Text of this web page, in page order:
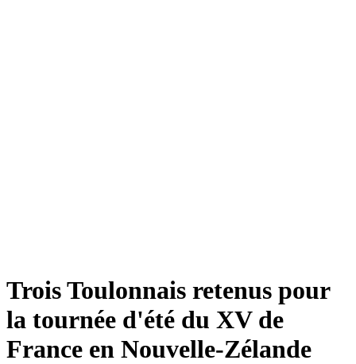
Trois Toulonnais retenus pour
la tournée d'été du XV de
France en Nouvelle-Zélande